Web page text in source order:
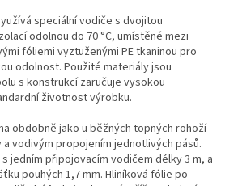
speciální vodiče s dvojitou
odolnou do 70 °C, umístěné mezi
fóliemi vyztuženými PE tkaninou pro
odolnost. Použité materiály jsou
s konstrukcí zaručuje vysokou
životnost výrobku.
obdobně jako u běžných topných rohoží
vodivým propojením jednotlivých pásů.
jedním připojovacím vodičem délky 3 m, a
pouhých 1,7 mm. Hliníková fólie po